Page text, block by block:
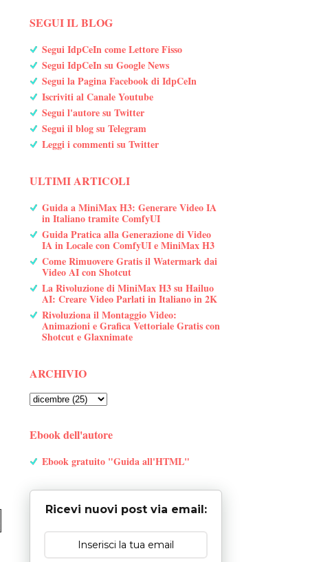
SEGUI IL BLOG
Segui IdpCeIn come Lettore Fisso
Segui IdpCeIn su Google News
Segui la Pagina Facebook di IdpCeIn
Iscriviti al Canale Youtube
Segui l'autore su Twitter
Segui il blog su Telegram
Leggi i commenti su Twitter
ULTIMI ARTICOLI
Guida a MiniMax H3: Generare Video IA
in Italiano tramite ComfyUI
Guida Pratica alla Generazione di Video
IA in Locale con ComfyUI e MiniMax H3
Come Rimuovere Gratis il Watermark dai
Video AI con Shotcut
La Rivoluzione di MiniMax H3 su Hailuo
AI: Creare Video Parlati in Italiano in 2K
Rivoluziona il Montaggio Video:
Animazioni e Grafica Vettoriale Gratis con
Shotcut e Glaxnimate
ARCHIVIO
Ebook dell'autore
Ebook gratuito "Guida all'HTML"
Ricevi nuovi post via email: